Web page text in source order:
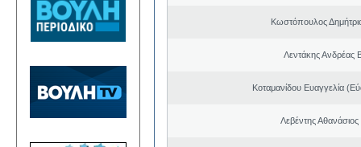
Κωστόπουλος
Λεντάκης Ανδρέας
Κοταμανίδου Ευαγγελία
Λεβέντης